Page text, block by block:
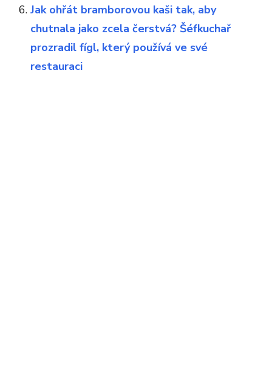
Jak ohřát bramborovou kaši tak, aby
chutnala jako zcela čerstvá? Šéfkuchař
prozradil fígl, který používá ve své
restauraci